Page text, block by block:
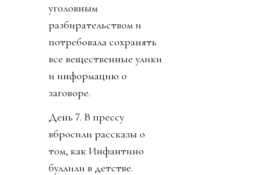
уголовным
разбирательством и
потребовала сохранять
все вещественные улики
и информацию о
заговоре.
День 7. В прессу
вбросили рассказы о
том, как Инфантино
буллили в детстве.